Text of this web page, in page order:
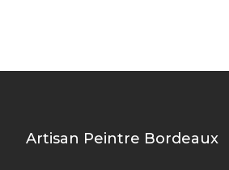
Artisan Peintre Bordeaux